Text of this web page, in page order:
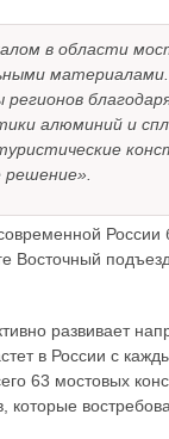
в области
алюминий и
решение».
развивает
в России с
63 мостовых